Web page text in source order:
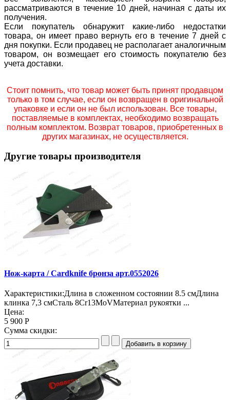
рассматриваются в течение 10 дней, начиная с даты их
получения.
Если покупатель обнаружит какие-либо недостатки
товара, он имеет право вернуть его в течение 7 дней с
дня покупки. Если продавец не располагает аналогичным
товаром, он возмещает его стоимость покупателю без
учета доставки.
Стоит помнить, что товар может быть принят продавцом
только в том случае, если он возвращен в оригинальной
упаковке и если он не был использован. Все товары,
поставляемые в комплектах, необходимо возвращать
полным комплектом. Возврат товаров, приобретенных в
других магазинах, не осуществляется.
Другие товары производителя
Нож-карта / Cardknife бронза арт.0552026
Характеристики:Длина в сложенном состоянии 8.5 смДлина
клинка 7,3 смСталь 8Cr13MoVМатериал рукоятки ...
Цена:
5 900 Р
Сумма скидки: